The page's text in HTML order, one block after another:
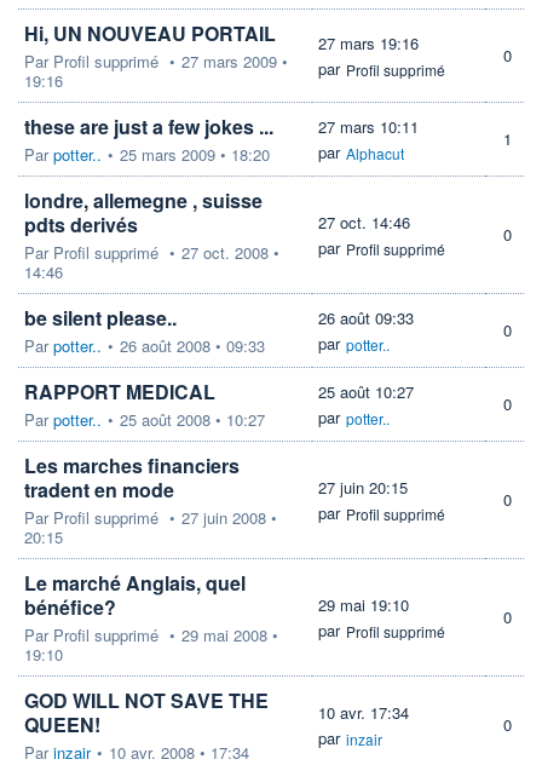
Hi, UN NOUVEAU PORTAIL
Par Profil supprimé • 27 mars 2009 •
19:16
27 mars 19:16
par Profil supprimé
0
these are just a few jokes ...
Parpotter.. • 25 mars 2009 • 18:20
27 mars 10:11
par Alphacut
1
londre, allemegne , suisse
pdts derivés
Par Profil supprimé • 27 oct. 2008 •
14:46
27 oct. 14:46
par Profil supprimé
0
be silent please..
Parpotter.. • 26 août 2008 • 09:33
26 août 09:33
par potter..
0
RAPPORT MEDICAL
Parpotter.. • 25 août 2008 • 10:27
25 août 10:27
par potter..
0
Les marches financiers
tradent en mode
Par Profil supprimé • 27 juin 2008 •
20:15
27 juin 20:15
par Profil supprimé
0
Le marché Anglais, quel
bénéfice?
Par Profil supprimé • 29 mai 2008 •
19:10
29 mai 19:10
par Profil supprimé
0
GOD WILL NOT SAVE THE
QUEEN!
Parinzair • 10 avr. 2008 • 17:34
10 avr. 17:34
par inzair
0